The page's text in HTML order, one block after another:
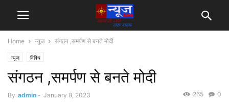
Home न्यूज संगठन ,समर्पण से बनते मोदी
न्यूज विविध
संगठन ,समर्पण से बनते मोदी
By admin - January 8, 2023 0
265